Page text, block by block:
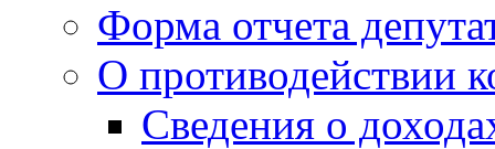
Форма отчета
О противодействии
Сведения о